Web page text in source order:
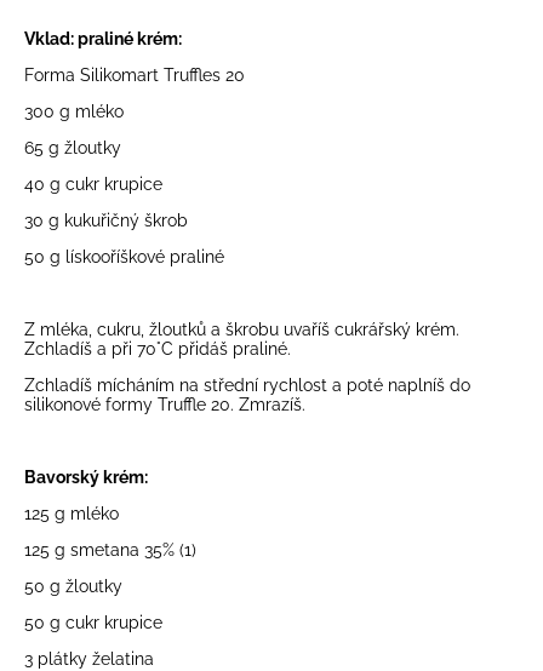
Vklad: praliné krém:
Forma Silikomart Truffles 20
300 g mléko
65 g žloutky
40 g cukr krupice
30 g kukuřičný škrob
50 g
lískooříškové praliné
Z mléka, cukru, žloutků a škrobu uvaříš cukrářský krém.
Zchladíš a při 70°C přidáš praliné.
Zchladíš mícháním na střední rychlost a poté naplníš do
silikonové formy Truffle 20. Zmrazíš.
Bavorský krém:
125 g mléko
125 g smetana 35% (1)
50 g žloutky
50 g cukr krupice
3 plátky želatina